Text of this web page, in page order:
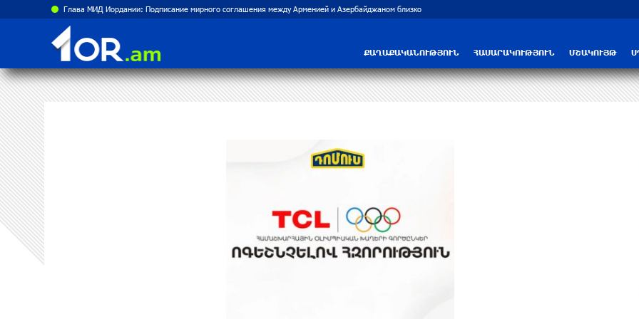
Глава МИД Иордании: Подписание мирного соглашения между Арменией и Азербайджаном близко
ՔԱՂԱՔԱԿԱՆՈՒԹՅՈՒՆ ՀԱՍԱՐԱԿՈՒԹՅՈՒՆ ՄՇԱԿՈՒՅԹ